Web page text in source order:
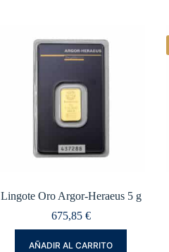
Lingote Oro Argor-Heraeus 5 g
675,85 €
AÑADIR AL CARRITO